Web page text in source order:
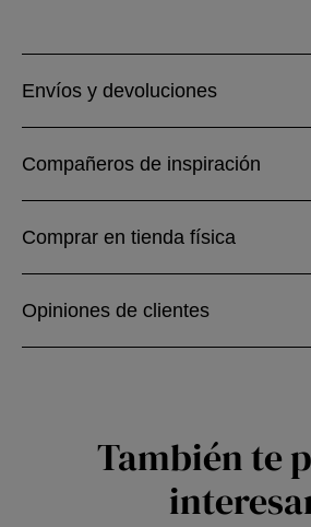
Envíos y devoluciones
Compañeros de inspiración
Comprar en tienda física
Opiniones de clientes
También te